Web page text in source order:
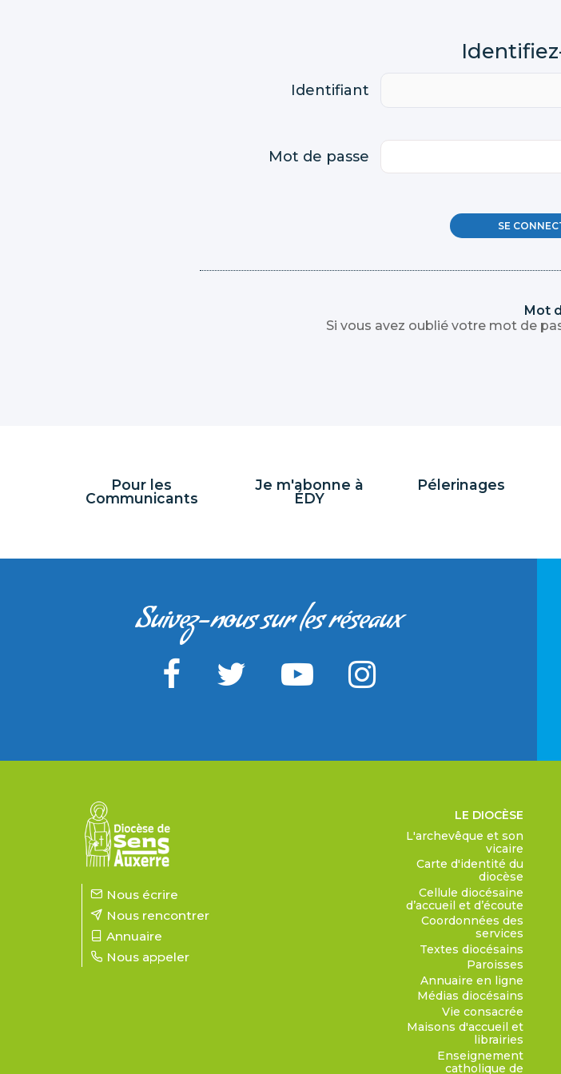
Identifiant
Mot de passe
Mot
Si vous avez oublié votre mot de
Pour les
Communicants
Je m'abonne à
ÉDY
Pélerinages
Suivez-nous sur les réseaux
Nous écrire
Nous rencontrer
Annuaire
Nous appeler
LE DIOCÈSE
L'archevêque et son
vicaire
Carte d'identité du
diocèse
Cellule diocésaine
d’accueil et d’écoute
Coordonnées des
services
Textes diocésains
Paroisses
Annuaire en ligne
Médias diocésains
Vie consacrée
Maisons d'accueil et
librairies
Enseignement
catholique de